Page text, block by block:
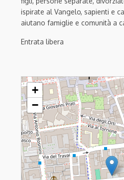
ispirate al Vangelo, sapienti e
aiutano famiglie e comunità a
Entrata libera
Presentazione di Amoris laetitia
+
−